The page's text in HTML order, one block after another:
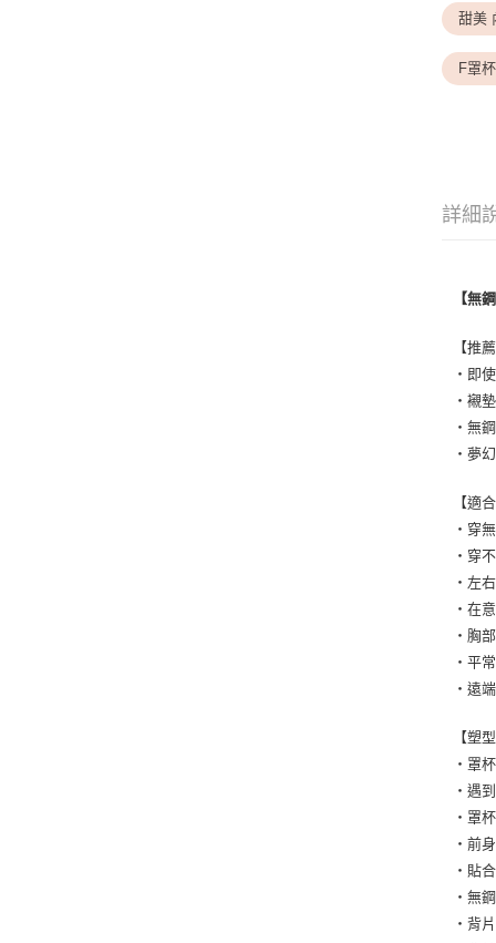
甜美
F罩
詳細
【無
【推
・即
・襯
・無
・夢
【適
・穿
・穿
・左
・在
・胸
・平
・遠
【塑
・罩
・遇
・罩
・前
・貼
・無
・背